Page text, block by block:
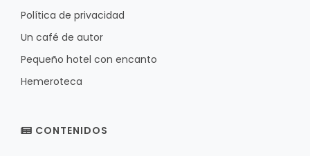
Política de privacidad
Un café de autor
Pequeño hotel con encanto
Hemeroteca
CONTENIDOS